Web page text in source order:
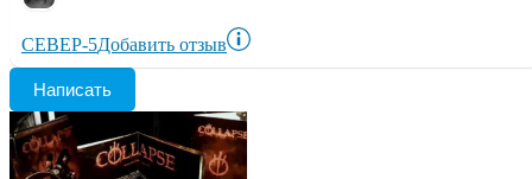
СЕВЕР-5Добавить отзыв
Написать